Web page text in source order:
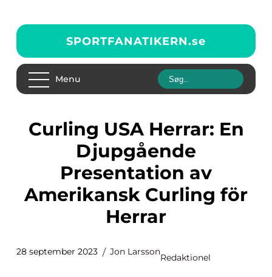
SPORTFANATIKERN.se
Menu
Curling USA Herrar: En
Djupgående
Presentation av
Amerikansk Curling för
Herrar
28 september 2023 Jon Larsson
Redaktionel